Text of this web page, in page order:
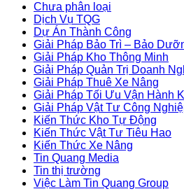
Chưa phân loại
Dịch Vụ TQG
Dự Án Thành Công
Giải Pháp Bảo Trì – Bảo
Giải Pháp Kho Thông Minh
Giải Pháp Quản Trị Doanh
Giải Pháp Thuê Xe Nâng
Giải Pháp Tối Ưu Vận Hành
Giải Pháp Vật Tư Công
Kiến Thức Kho Tự Động
Kiến Thức Vật Tư Tiêu Hao
Kiến Thức Xe Nâng
Tin Quang Media
Tin thị trường
Việc Làm Tin Quang Group